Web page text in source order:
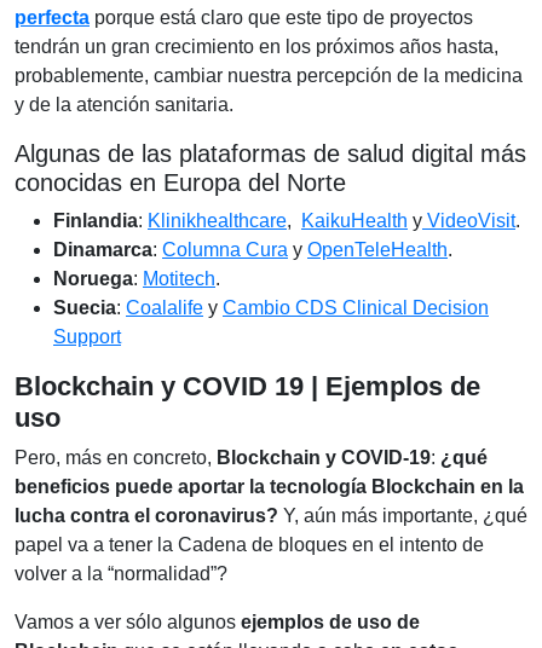
perfecta porque está claro que este tipo de proyectos
tendrán un gran crecimiento en los próximos años hasta,
probablemente, cambiar nuestra percepción de la medicina
y de la atención sanitaria.
Algunas de las plataformas de salud digital más
conocidas en Europa del Norte
Finlandia: Klinikhealthcare, KaikuHealth y VideoVisit.
Dinamarca: Columna Cura y OpenTeleHealth.
Noruega: Motitech.
Suecia: Coalalife y Cambio CDS Clinical Decision
Support
Blockchain y COVID 19 | Ejemplos de
uso
Pero, más en concreto, Blockchain y COVID-19: ¿qué
beneficios puede aportar la tecnología Blockchain en la
lucha contra el coronavirus? Y, aún más importante, ¿qué
papel va a tener la Cadena de bloques en el intento de
volver a la “normalidad”?
Vamos a ver sólo algunos ejemplos de uso de